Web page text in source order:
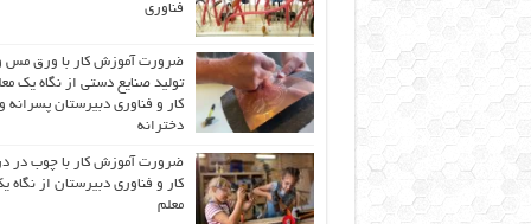
فناوری
ضرورت آموزش کار با ورق مس
تولید صنایع دستی از نگاه یک
کار و فناوری دبیرستان پسرانه و
دخترانه
ضرورت آموزش کار با چوب در
کار و فناوری دبیرستان از نگاه
معلم